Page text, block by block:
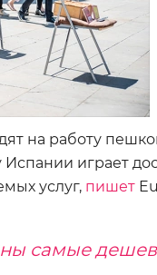
на работу
Испании играет
услуг, пишет
самые